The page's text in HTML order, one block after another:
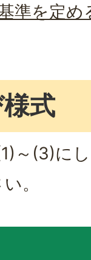
準を定め
式
～(3)に
。